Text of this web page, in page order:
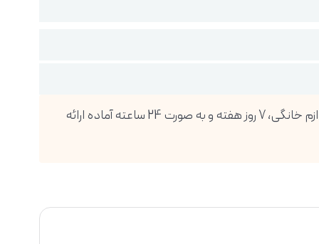
فروشگاه اینترنتی دیجی پویا، بزرگترین واردکننده انواع گوشی موبایل، تبلت، ساعت هوشمند، لوازم صوتی و تصویری و انواع لوازم خانگی، 7 روز هفته و به صورت 24 ساعته آماده ارائه